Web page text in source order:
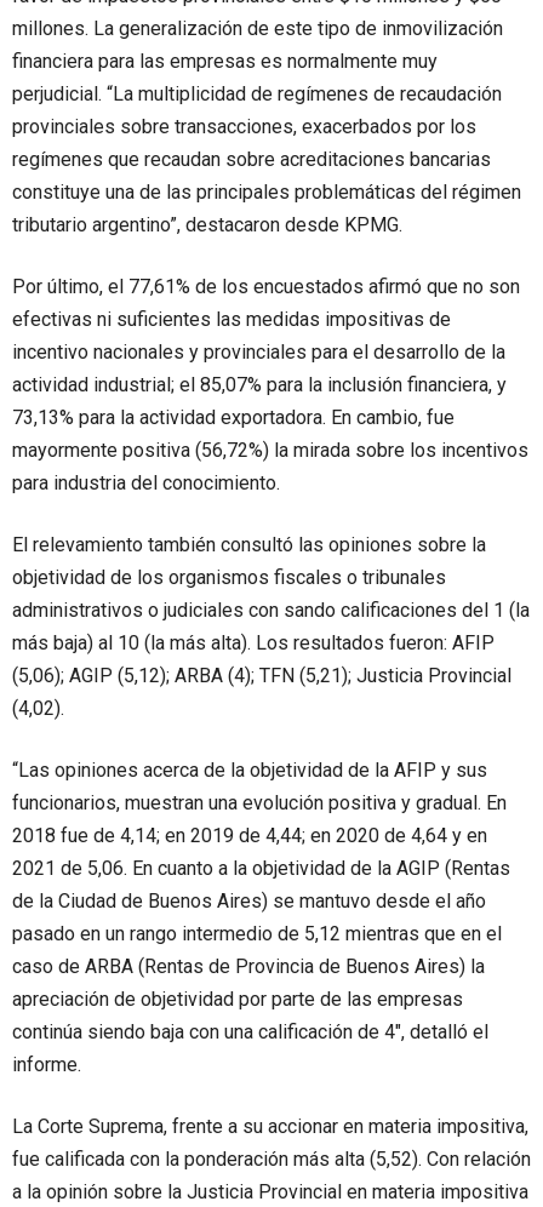
millones. La generalización de este tipo de inmovilización
financiera para las empresas es normalmente muy
perjudicial. “La multiplicidad de regímenes de recaudación
provinciales sobre transacciones, exacerbados por los
regímenes que recaudan sobre acreditaciones bancarias
constituye una de las principales problemáticas del régimen
tributario argentino”, destacaron desde KPMG.
Por último, el 77,61% de los encuestados afirmó que no son
efectivas ni suficientes las medidas impositivas de
incentivo nacionales y provinciales para el desarrollo de la
actividad industrial; el 85,07% para la inclusión financiera, y
73,13% para la actividad exportadora. En cambio, fue
mayormente positiva (56,72%) la mirada sobre los incentivos
para industria del conocimiento.
El relevamiento también consultó las opiniones sobre la
objetividad de los organismos fiscales o tribunales
administrativos o judiciales con sando calificaciones del 1 (la
más baja) al 10 (la más alta). Los resultados fueron: AFIP
(5,06); AGIP (5,12); ARBA (4); TFN (5,21); Justicia Provincial
(4,02).
“Las opiniones acerca de la objetividad de la AFIP y sus
funcionarios, muestran una evolución positiva y gradual. En
2018 fue de 4,14; en 2019 de 4,44; en 2020 de 4,64 y en
2021 de 5,06. En cuanto a la objetividad de la AGIP (Rentas
de la Ciudad de Buenos Aires) se mantuvo desde el año
pasado en un rango intermedio de 5,12 mientras que en el
caso de ARBA (Rentas de Provincia de Buenos Aires) la
apreciación de objetividad por parte de las empresas
continúa siendo baja con una calificación de 4″, detalló el
informe.
La Corte Suprema, frente a su accionar en materia impositiva,
fue calificada con la ponderación más alta (5,52). Con relación
a la opinión sobre la Justicia Provincial en materia impositiva